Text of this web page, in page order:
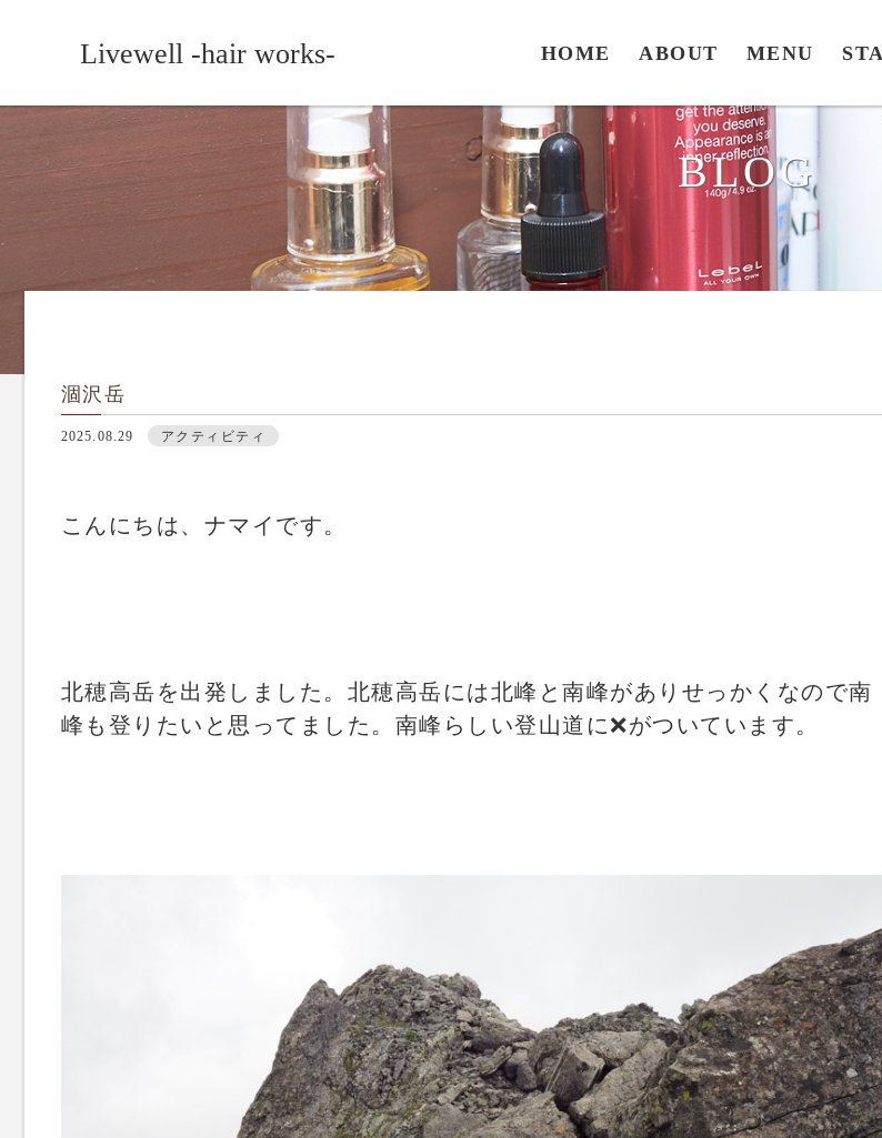
Livewell -hair works- HOME ABOUT MENU
BLOG
涸沢岳
2025.08.29 アクティビティ
こんにちは、ナマイです。
北穂高岳を出発しました。北穂高岳には北峰と南峰がありせっかくなので南
峰も登りたいと思ってました。南峰らしい登山道に❌がついています。